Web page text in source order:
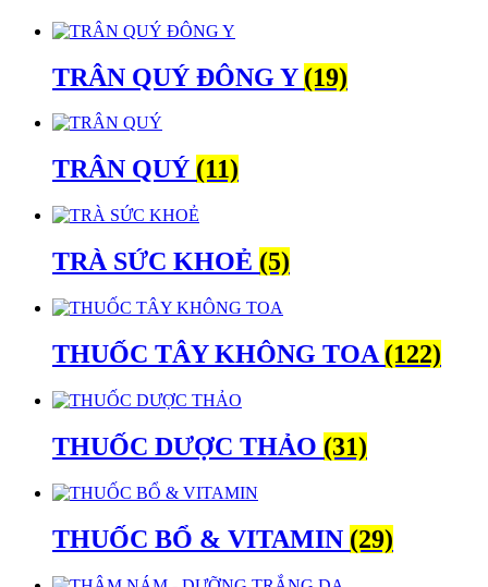
TRÂN QUÝ ĐÔNG Y (19)
TRÂN QUÝ (11)
TRÀ SỨC KHOẺ (5)
THUỐC TÂY KHÔNG TOA (122)
THUỐC DƯỢC THẢO (31)
THUỐC BỔ & VITAMIN (29)